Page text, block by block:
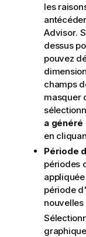
les
Advisor.
dessus
pouvez
champs
masquer
a généré
en
Période
périodes
période